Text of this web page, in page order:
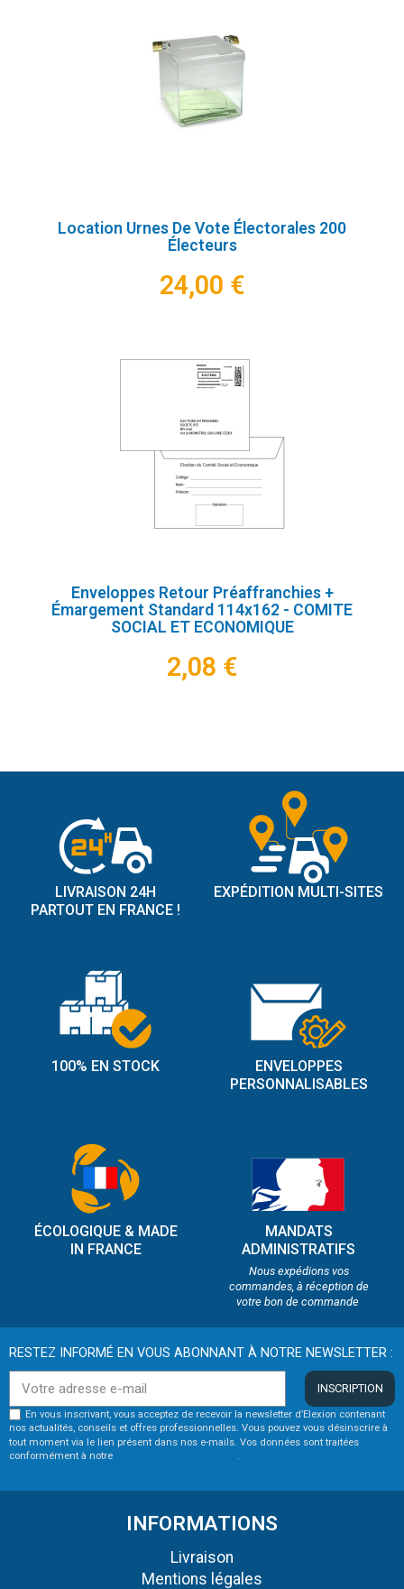
Location Urnes De Vote Électorales 200
Électeurs
24,00 €
Enveloppes Retour Préaffranchies +
Émargement Standard 114x162 - COMITE
SOCIAL ET ECONOMIQUE
2,08 €
LIVRAISON 24H
PARTOUT EN FRANCE !
EXPÉDITION MULTI-SITES
100% EN STOCK
ENVELOPPES
PERSONNALISABLES
ÉCOLOGIQUE & MADE
IN FRANCE
MANDATS
ADMINISTRATIFS
Nous expédions vos
commandes, à réception de
votre bon de commande
RESTEZ INFORMÉ EN VOUS ABONNANT À NOTRE NEWSLETTER :
INSCRIPTION
En vous inscrivant, vous acceptez de recevoir la newsletter d’Elexion contenant
nos actualités, conseils et offres professionnelles. Vous pouvez vous désinscrire à
tout moment via le lien présent dans nos e-mails. Vos données sont traitées
conformément à notre
.
INFORMATIONS
Livraison
Mentions légales